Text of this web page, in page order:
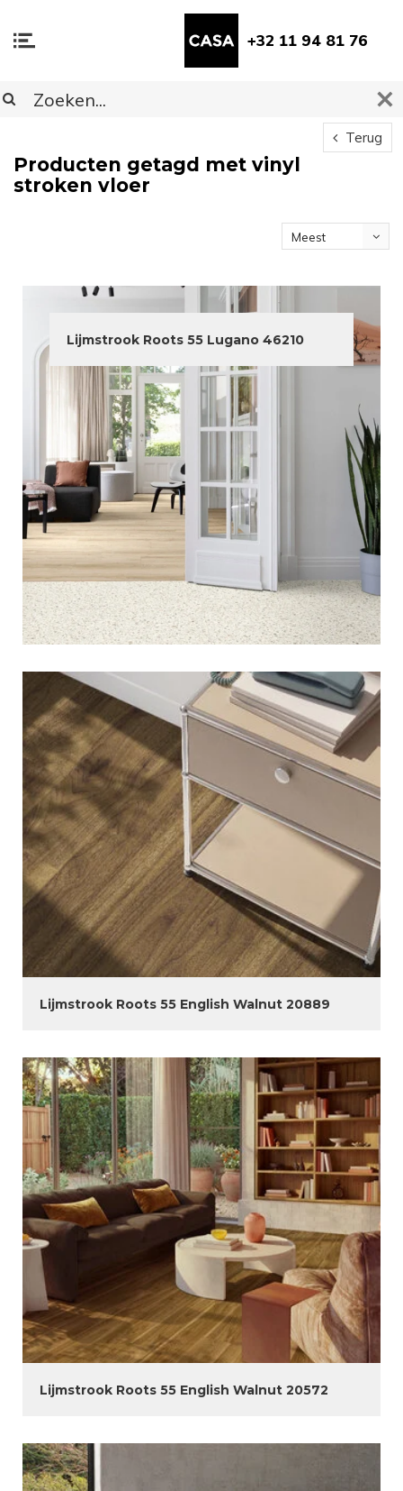
+32 11 94 81 76
Terug
Producten getagd met vinyl
stroken vloer
Meest
Lijmstrook Roots 55 Lugano 46210
Lijmstrook Roots 55 English Walnut 20889
Lijmstrook Roots 55 English Walnut 20572